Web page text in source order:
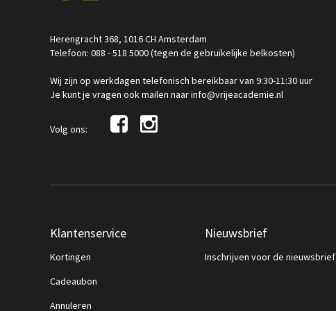
Herengracht 368, 1016 CH Amsterdam
Telefoon: 088 - 518 5000 (tegen de gebruikelijke belkosten)
Wij zijn op werkdagen telefonisch bereikbaar van 9:30-11:30 uur
Je kunt je vragen ook mailen naar info@vrijeacademie.nl
Volg ons:
Klantenservice
Kortingen
Cadeaubon
Annuleren
Nieuwsbrief
Inschrijven voor de nieuwsbrief